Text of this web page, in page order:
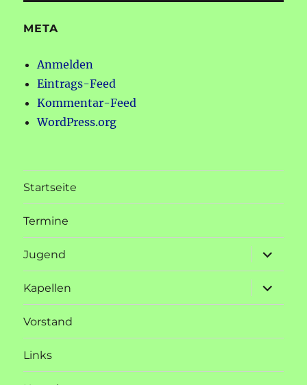
META
Anmelden
Eintrags-Feed
Kommentar-Feed
WordPress.org
Startseite
Termine
Jugend
öffnen
Kapellen
öffnen
Vorstand
Links